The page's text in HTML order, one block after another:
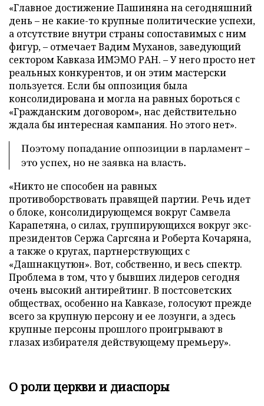
«Главное достижение Пашиняна на сегодняшний
день – не какие-то крупные политические успехи,
а отсутствие внутри страны сопоставимых с ним
фигур, – отмечает Вадим Муханов, заведующий
сектором Кавказа ИМЭМО РАН. – У него просто нет
реальных конкурентов, и он этим мастерски
пользуется. Если бы оппозиция была
консолидирована и могла на равных бороться с
«Гражданским договором», нас действительно
ждала бы интересная кампания. Но этого нет».
Поэтому попадание оппозиции в парламент –
это успех, но не заявка на власть.
«Никто не способен на равных
противоборствовать правящей партии. Речь идет
о блоке, консолидирующемся вокруг Самвела
Карапетяна, о силах, группирующихся вокруг экс-
президентов Сержа Саргсяна и Роберта Кочаряна,
а также о кругах, партнерствующих с
«Дашнакцутюн». Вот, собственно, и весь спектр.
Проблема в том, что у бывших лидеров сегодня
очень высокий антирейтинг. В постсоветских
обществах, особенно на Кавказе, голосуют прежде
всего за крупную персону и ее лозунги, а здесь
крупные персоны прошлого проигрывают в
глазах избирателя действующему премьеру».
О роли церкви и диаспоры